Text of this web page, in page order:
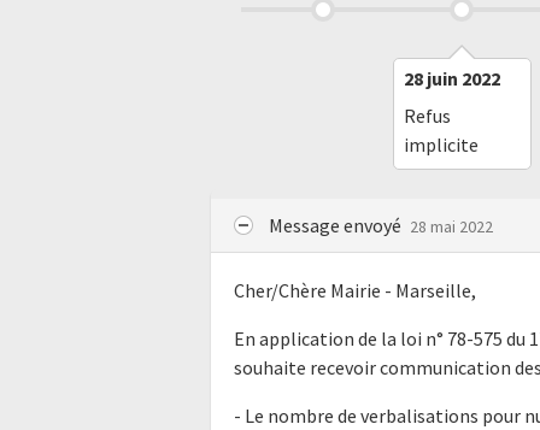
28 juin 2022
Refus
implicite
Message envoyé 28 mai 2022
Cher/Chère Mairie - Marseille,
En application de la loi n° 78-575
souhaite recevoir communication
- Le nombre de verbalisations pour